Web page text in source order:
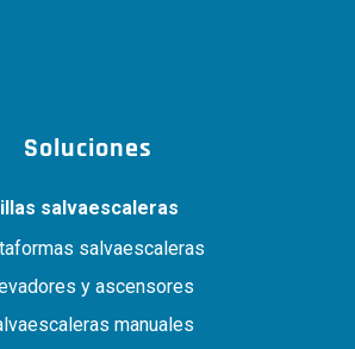
Soluciones
salvaescaleras
salvaescaleras
y ascensores
manuales